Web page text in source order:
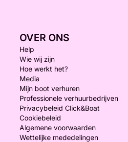
OVER ONS
Help
Wie wij zijn
Hoe werkt het?
Media
Mijn boot verhuren
Professionele verhuurbedrijven
Privacybeleid Click&Boat
Cookiebeleid
Algemene voorwaarden
Wettelijke mededelingen